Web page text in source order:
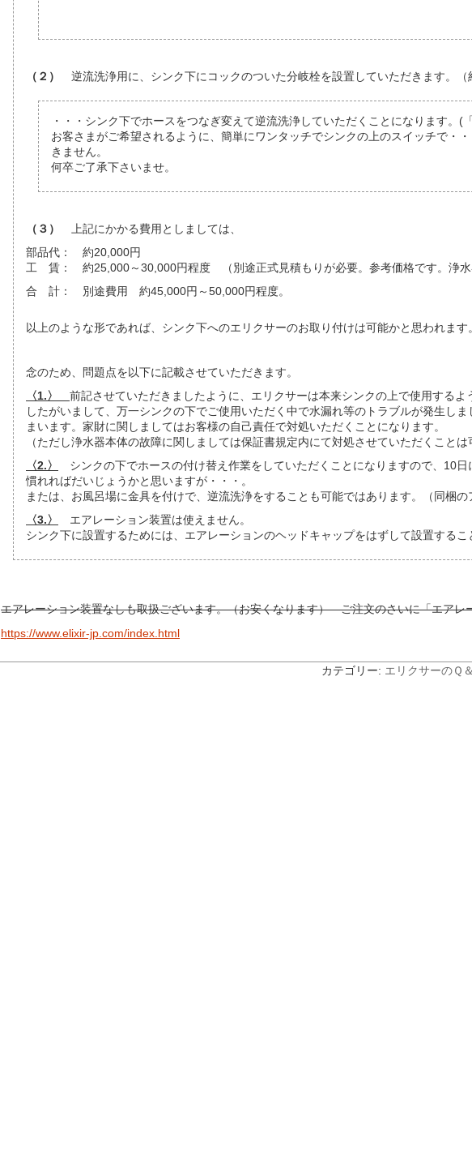
（２） 逆流洗浄用に、シンク下にコックのついた分岐栓を設置していただきます。（
・・・シンク下でホースをつなぎ変えて逆流洗浄していただくことになります。(
お客さまがご希望されるように、簡単にワンタッチでシンクの上のスイッチで・
きません。
何卒ご了承下さいませ。
（３）
上記にかかる費用としましては、
部品代： 約20,000円
工 賃： 約25,000～30,000円程度 （別途正式見積もりが必要。参考価格です。浄水
合 計： 別途費用 約45,000円～50,000円程度。
以上のような形であれば、シンク下へのエリクサーのお取り付けは可能かと思われます。
念のため、問題点を以下に記載させていただきます。
〈1.〉 前記させていただきましたように、エリクサーは本来シンクの上で使用するよ
したがいまして、万一シンクの下でご使用いただく中で水漏れ等のトラブルが発生し
まいます。家財に関しましてはお客様の自己責任で対処いただくことになります。
（ただし浄水器本体の故障に関しましては保証書規定内にて対処させていただくことは
〈2.〉
シンクの下でホースの付け替え作業をしていただくことになりますので、10日
慣れればだいじょうかと思いますが・・・。
または、お風呂場に金具を付けで、逆流洗浄をすることも可能ではあります。（同梱の
〈3.〉
エアレーション装置は使えません。
シンク下に設置するためには、エアレーションのヘッドキャップをはずして設置するこ
エアレーション装置なしも取扱ございます。（お安くなります） ご注文のさいに「エアレ
https://www.elixir-jp.com/index.html
カテゴリー: エリクサーのＱ